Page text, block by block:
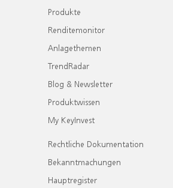
Produkte
Renditemonitor
Anlagethemen
TrendRadar
Blog & Newsletter
Produktwissen
My KeyInvest
Rechtliche Dokumentation
Bekanntmachungen
Hauptregister